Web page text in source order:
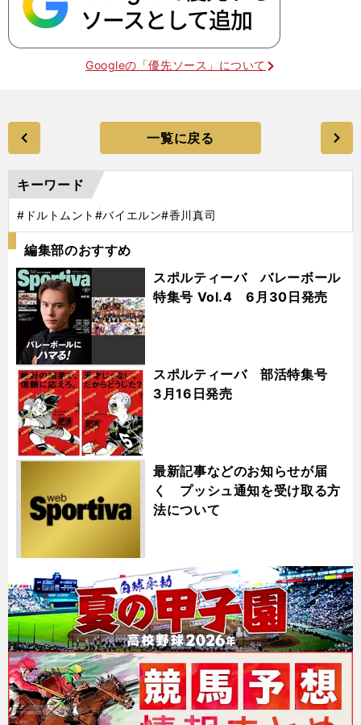
Googleの「優先ソース」について
一覧に戻る
キーワード
#ドルトムント #バイエルン#香川真司
編集部のおすすめ
スポルティーバ バレーボール
特集号 Vol.4 6月30日発売
スポルティーバ 部活特集号
3月16日発売
最新記事などのお知らせが届
く プッシュ通知を受け取る方
法について